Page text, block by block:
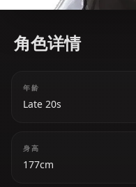
角色详情
年龄
Late 20s
身高
177cm